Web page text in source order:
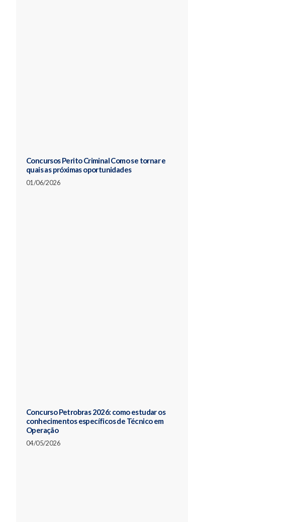
Concursos Perito Criminal Como se tornar e
quais as próximas oportunidades
01/06/2026
Concurso Petrobras 2026: como estudar os
conhecimentos específicos de Técnico em
Operação
04/05/2026